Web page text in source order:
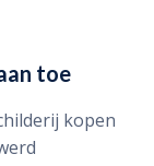
toe
kopen